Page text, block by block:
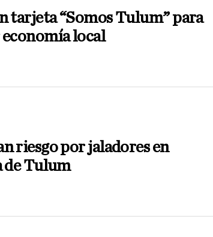
tarjeta “Somos Tulum” para
local
riesgo por jaladores en
de Tulum